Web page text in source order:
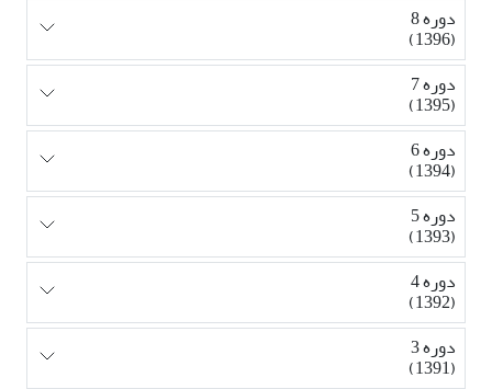
دوره 8
(1396)
دوره 7
(1395)
دوره 6
(1394)
دوره 5
(1393)
دوره 4
(1392)
دوره 3
(1391)